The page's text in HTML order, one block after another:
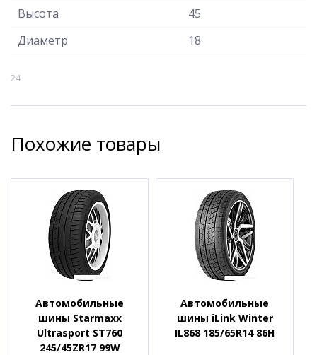
Высота
45
Диаметр
18
24
Похожие товары
Автомобильные
шины Starmaxx
Ultrasport ST760
245/45ZR17 99W
Автомобильные
шины iLink Winter
IL868 185/65R14 86H